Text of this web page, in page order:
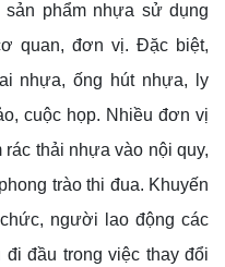
sản phẩm nhựa sử dụng
quan, đơn vị. Đặc biệt,
nhựa, ống hút nhựa, ly
cuộc họp. Nhiều đơn vị
thải nhựa vào nội quy,
trào thi đua. Khuyến
người lao động các
đầu trong việc thay đổi